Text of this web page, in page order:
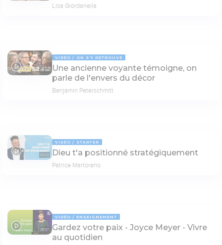
Lisa Giordanella
69:03
VIDÉO ON S'Y RETROUVE
Une ancienne voyante témoigne, on
parle de l'envers du décor
Benjamin Peterschmitt
03:52
VIDÉO STARTER
Dieu t'a positionné stratégiquement
Patrice Martorano
25:27
VIDÉO ENSEIGNEMENT
Gardez votre paix - Joyce Meyer - Vivre
au quotidien